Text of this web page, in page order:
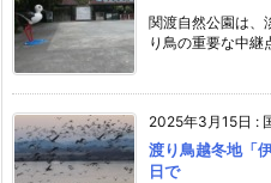
関渡自然公園は、
り鳥の重要な中継
2025年3月15日 :
渡り鳥越冬地「
日で